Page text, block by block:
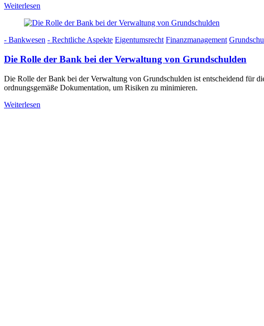
Weiterlesen
- Bankwesen - Rechtliche Aspekte Eigentumsrecht Finanzmanagement
Die Rolle der Bank bei der Verwaltung von Grundschulden
Die Rolle der Bank bei der Verwaltung von Grundschulden ist entscheidend für
ordnungsgemäße Dokumentation, um Risiken zu minimieren.
Weiterlesen